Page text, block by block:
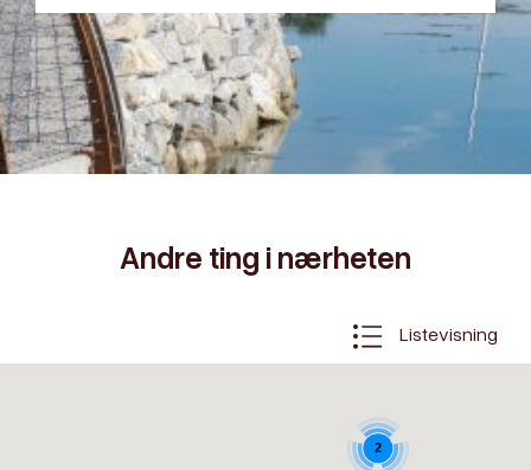
Andre ting i nærheten
Listevisning
2